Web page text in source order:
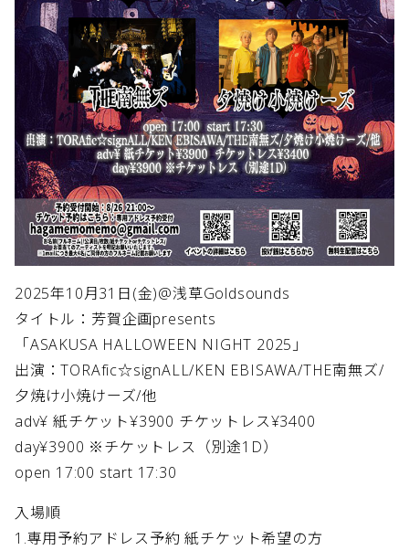
2025年10月31日(金)@浅草Goldsounds
タイトル：芳賀企画presents
「ASAKUSA HALLOWEEN NIGHT 2025」
出演：TORAfic☆signALL/KEN EBISAWA/THE南無ズ/
夕焼け小焼けーズ/他
adv¥ 紙チケット¥3900 チケットレス¥3400
day¥3900 ※チケットレス（別途1D）
open 17:00 start 17:30
入場順
1.専用予約アドレス予約 紙チケット希望の方